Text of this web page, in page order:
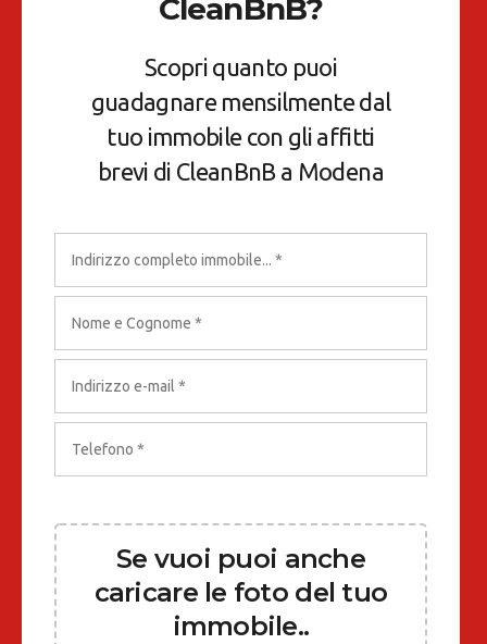
CleanBnB?
Scopri quanto puoi
guadagnare mensilmente dal
tuo immobile con gli affitti
brevi di CleanBnB a Modena
Se vuoi puoi anche
caricare le foto del tuo
immobile..